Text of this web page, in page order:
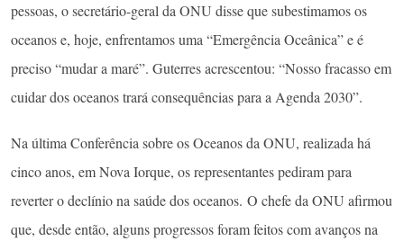
pessoas, o secretário-geral da ONU disse que subestimamos os
oceanos e, hoje, enfrentamos uma “Emergência Oceânica” e é
preciso “mudar a maré”. Guterres acrescentou: “Nosso fracasso em
cuidar dos oceanos trará consequências para a Agenda 2030”.
Na última Conferência sobre os Oceanos da ONU, realizada há
cinco anos, em Nova Iorque, os representantes pediram para
reverter o declínio na saúde dos oceanos. O chefe da ONU afirmou
que, desde então, alguns progressos foram feitos com avanços na